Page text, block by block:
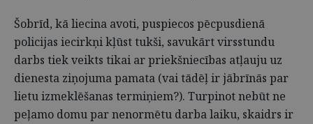
Šobrīd, kā liecina avoti, puspiecos pēcpusdienā
policijas iecirkņi kļūst tukši, savukārt virsstundu
darbs tiek veikts tikai ar priekšniecības atļauju uz
dienesta ziņojuma pamata (vai tādēļ ir jābrīnās par
lietu izmeklēšanas termiņiem?). Turpinot nebūt ne
peļamo domu par nenormētu darba laiku, skaidrs ir